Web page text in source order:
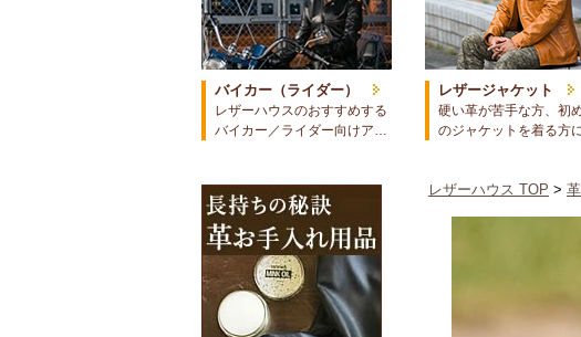
バイカー（ライダー）
レザーハウスのおすすめする
バイカー／ライダー向けア…
レザージャケット
硬い革が苦手な方、初
のジャケットを着る方
レザーハウス TOP >